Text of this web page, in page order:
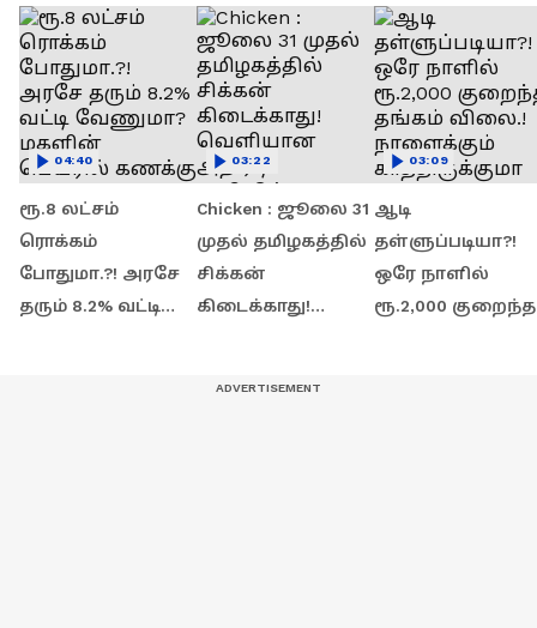
ரூ.8 லட்சம்
ரொக்கம்
போதுமா.?! அரசே
தரும் 8.2% வட்டி
04:40
Chicken : ஜூலை 31
முதல் தமிழகத்தில்
சிக்கன்
கிடைக்காது!
03:22
ஆடி
தள்ளுப்படியா?!
ஒரே நாளில்
ரூ.2,000 குறைந்த
03:09